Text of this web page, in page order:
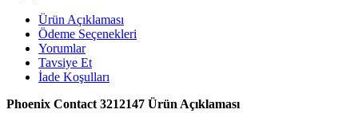
Ürün Açıklaması
Ödeme Seçenekleri
Yorumlar
Tavsiye Et
İade Koşulları
Phoenix Contact 3212147 Ürün Açıklaması